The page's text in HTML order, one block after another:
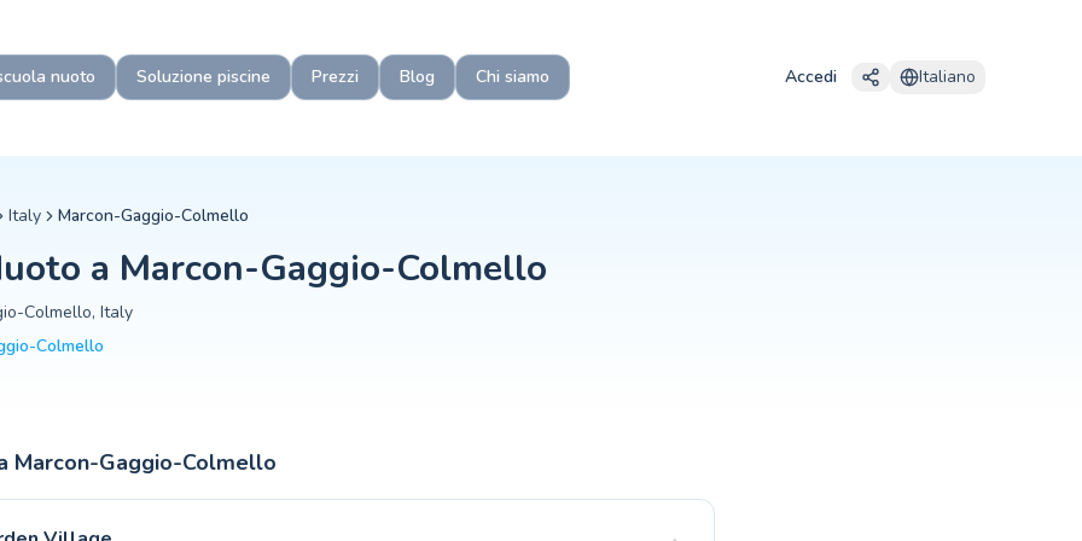
Gaggio Colmello?
bambini dai 6 mesi per le sessioni genitore-figlio. I programmi strutturati iniziano generalmente dai 3-4 anni, quando i
istruttori certificati, classi piccole, un programma strutturato e monitoraggio trasparente dei progressi. Le scuole che usano
autonomamente dopo 20-40 lezioni, a seconda dell'età, del livello di fiducia e della frequenza delle lezioni. Frequentare
nuoto Soluzione piscine Prezzi Blog Chi siamo Accedi Italiano
Italy Marcon-Gaggio-Colmello
a Marcon-Gaggio-Colmello
Colmello, Italy
Colmello
Marcon-Gaggio-Colmello